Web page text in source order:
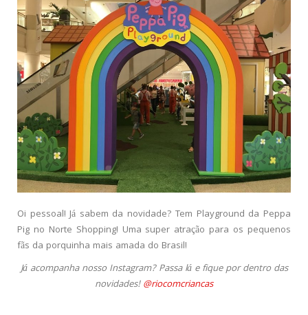
Oi pessoal! Já sabem da novidade? Tem Playground da Peppa
Pig no Norte Shopping! Uma super atração para os pequenos
fãs da porquinha mais amada do Brasil!
Já acompanha nosso Instagram? Passa lá e fique por dentro das
novidades!@riocomcriancas